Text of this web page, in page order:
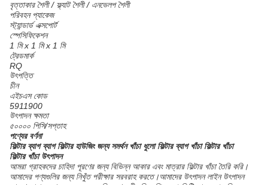
বৃত্তাকার শৈলী / ফ্ল্যাট শৈলী / এনভেলপ শৈলী
পরিবহন প্যাকেজ
স্ট্যান্ডার্ড এক্সপোর্ট
স্পেসিফিকেশন
1 মি x 1 মি x 1 মি
ট্রেডমার্ক
RQ
উৎপত্তি
চীন
এইচএস কোড
5911900
উৎপাদন ক্ষমতা
৫০০০০ পিসি/সপ্তাহ
পণ্যের বর্ণনা
ফিল্টার ব্যাগ ব্যাগ ফিল্টার হাউজিং জন্য সমর্থন খাঁচা ধুলো ফিল্টার ব্যাগ খাঁচা ফিল্টার খাঁচা
ফিল্টার খাঁচা উৎপাদন
আমরা গ্রাহকদের চাহিদা পূরণের জন্য বিভিন্ন আকার এবং মাত্রার ফিল্টার খাঁচা তৈরি করি।
আমাদের পণ্যগুলির জন্য নিখুঁত পরীক্ষার সরবরাহ করতে।আমাদের উৎপাদন লাইন উৎপাদন